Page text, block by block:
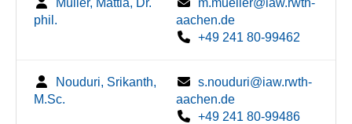
Müller, Mattia, Dr.
phil.
m.mueller@iaw.rwth-
aachen.de
+49 241 80-99462
Nouduri, Srikanth,
M.Sc.
s.nouduri@iaw.rwth-
aachen.de
+49 241 80-99486